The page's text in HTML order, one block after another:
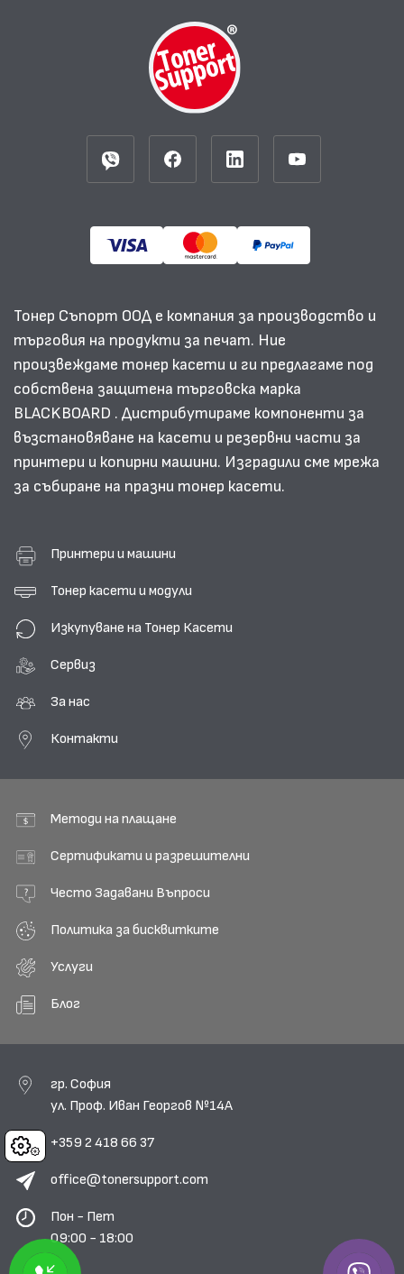
Cookies
Тонер Съпорт ООД е компания за производство и
търговия на продукти за печат. Ние
произвеждаме тонер касети и ги предлагаме под
собствена защитена търговска марка
BLACKBOARD . Дистрибутираме компоненти за
възстановяване на касети и резервни части за
принтери и копирни машини. Изградили сме мрежа
за събиране на празни тонер касети.
Принтери и машини
Тонер касети и модули
Изкупуване на Тонер Касети
Сервиз
За нас
Контакти
Методи на плащане
Сертификати и разрешителни
Често Задавани Въпроси
Политика за бисквитките
Услуги
Блог
гр. София
ул. Проф. Иван Георгов №14А
+359 2 418 66 37
office@tonersupport.com
Пон - Пет
09:00 - 18:00